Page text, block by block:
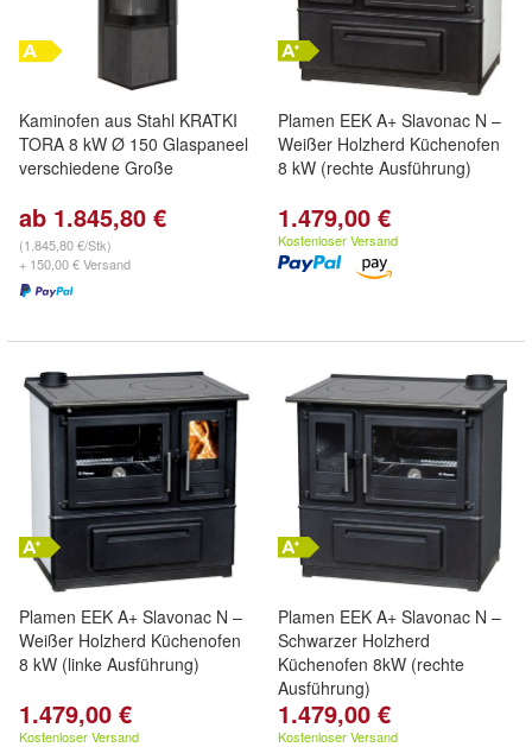
Kaminofen aus Stahl KRATKI
TORA 8 kW Ø 150 Glaspaneel
verschiedene Große
ab 1.845,80 €
(1.845,80 €/Stk)
+ 150,00 € Versand
Plamen EEK A+ Slavonac N –
Weißer Holzherd Küchenofen
8 kW (rechte Ausführung)
1.479,00 €
Kostenloser Versand
Plamen EEK A+ Slavonac N –
Weißer Holzherd Küchenofen
8 kW (linke Ausführung)
1.479,00 €
Kostenloser Versand
Plamen EEK A+ Slavonac N –
Schwarzer Holzherd
Küchenofen 8kW (rechte
Ausführung)
1.479,00 €
Kostenloser Versand